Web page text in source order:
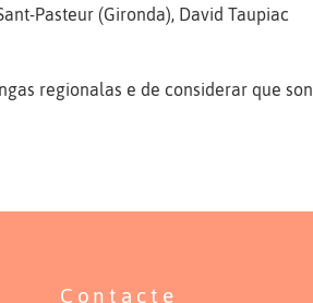
Pasteur (Gironda), David Taupiac
regionalas e de considerar que son
Contacte